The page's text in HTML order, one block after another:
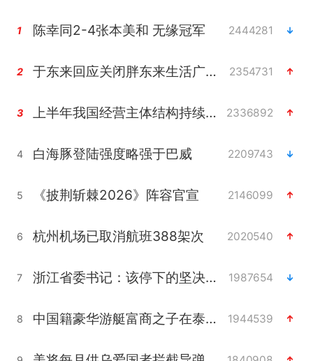
1 陈幸同2-4张本美和 无缘冠军 2444281
2 于东来回应关闭胖东来生活广场店 2354731
3 上半年我国经营主体结构持续优化 2336892
4 白海豚登陆强度略强于巴威 2209743
5 《披荆斩棘2026》阵容官宣 2146099
6 杭州机场已取消航班388架次 2020540
7 浙江省委书记：该停下的坚决停下来 1987654
8 中国籍豪华游艇富商之子在泰国被杀 1944539